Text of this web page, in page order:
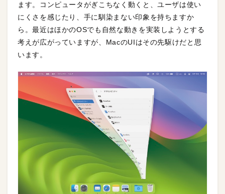
ます。コンピュータがぎこちなく動くと、ユーザは使い
にくさを感じたり、手に馴染まない印象を持ちますか
ら。最近はほかのOSでも自然な動きを実装しようとする
考えが広がっていますが、MacのUIはその先駆けだと思
います。